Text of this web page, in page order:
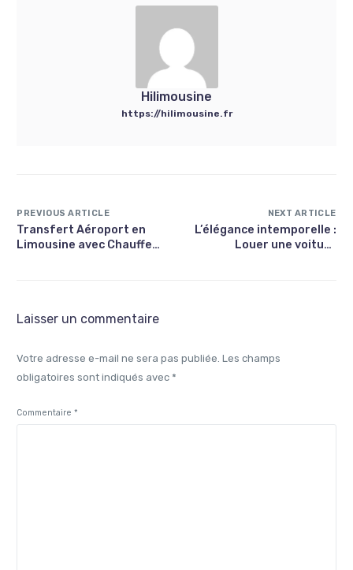
Hilimousine
https://hilimousine.fr
PREVIOUS ARTICLE
Transfert Aéroport en
Limousine avec Chauffeur
NEXT ARTICLE
L’élégance intemporelle :
Louer une voiture
Laisser un commentaire
Votre adresse e-mail ne sera pas publiée. Les champs
obligatoires sont indiqués avec *
Commentaire*